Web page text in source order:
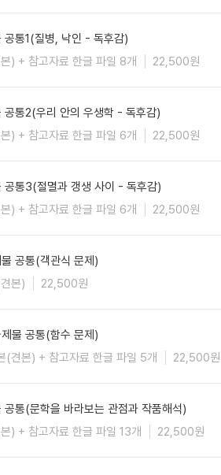
공통1(질병, 낙인 - 독후감)
) + 참고자료 한글 파일 8개 22,500원
공통2(우리 안의 우생학 - 독후감)
) + 참고자료 한글 파일 6개 22,500원
공통3(절멸과 갱생 사이 - 독후감)
) + 참고자료 한글 파일 6개 22,500원
공통(객관식 문제)
본) 22,500원
물 공통(함수 문제)
(견본) + 참고자료 한글 파일 5개 22,500원
공통(문학을 바라보는 관점과 작품해석)
) + 참고자료 한글 파일 13개 22,500원